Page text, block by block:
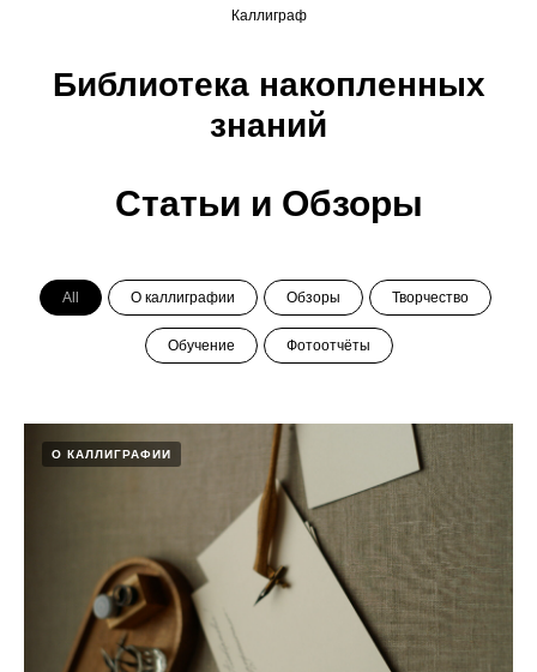
Каллиграф
Библиотека накопленных
знаний
Статьи и Обзоры
All О каллиграфии Обзоры Творчество
Обучение Фотоотчёты
О КАЛЛИГРАФИИ